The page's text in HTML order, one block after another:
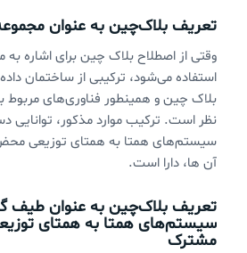
تعریف بلاک‌چین به عنوان
وقتی از اصطلاح بلاک چین برای اشاره به
استفاده می‌شود، ترکیبی از ساختمان
بلاک چین و همینطور فناوری‌های مربوط
نظر است. ترکیب موارد مذکور، توانایی
سیستم‌های همتا به همتای توزیعی محض
آن ها، دارا است.
تعریف بلاک‌چین به عنوان طیف
سیستم‌های همتا به همتای
مشترک